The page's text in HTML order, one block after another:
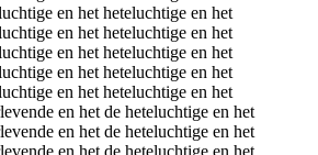
en het heteluchtige en het
en het heteluchtige en het
en het heteluchtige en het
en het heteluchtige en het
en het heteluchtige en het
en het de heteluchtige en het
en het de heteluchtige en het
en het de heteluchtige en het